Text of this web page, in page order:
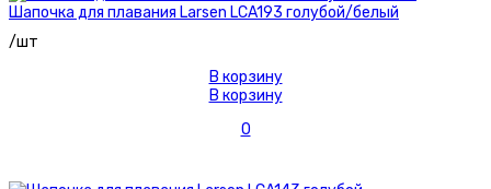
Шапочка для плавания Larsen LCA193 голубой/белый
/шт
В корзину
В корзину
0